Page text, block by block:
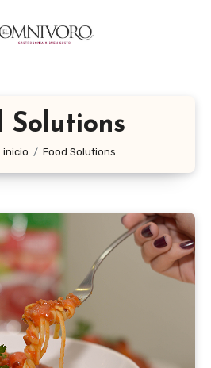
Solutions
inicio Food Solutions